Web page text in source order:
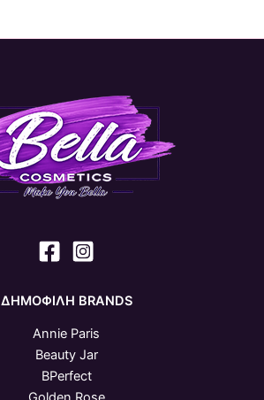
ΔΗΜΟΦΙΛΗ BRANDS
Annie Paris
Beauty Jar
BPerfect